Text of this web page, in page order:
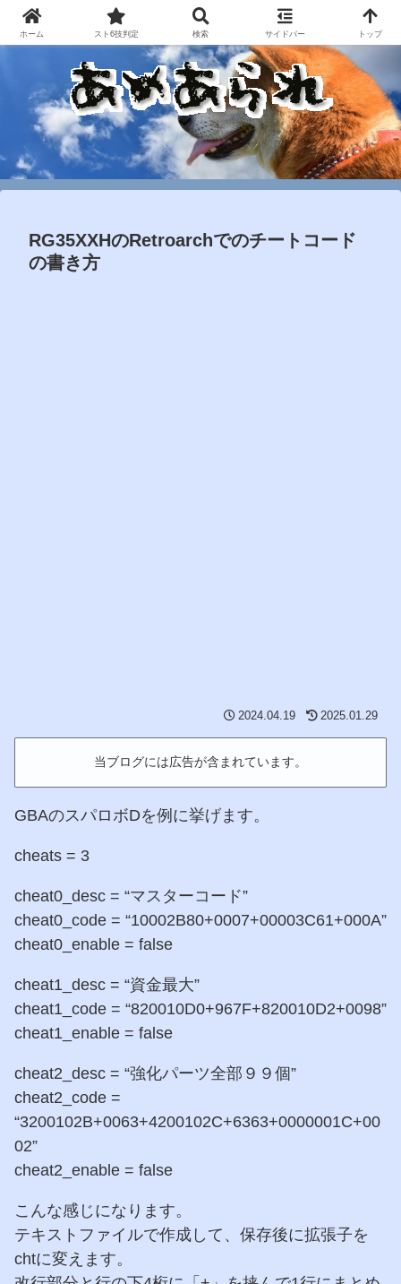
RG35XXHのRetroarchでのチートコード
の書き方
2024.04.19 2025.01.29
当ブログには広告が含まれています。
GBAのスパロボDを例に挙げます。
cheats = 3
cheat0_desc = “マスターコード”
cheat0_code = “10002B80+0007+00003C61+000A”
cheat0_enable = false
cheat1_desc = “資金最大”
cheat1_code = “820010D0+967F+820010D2+0098”
cheat1_enable = false
cheat2_desc = “強化パーツ全部９９個”
cheat2_code =
“3200102B+0063+4200102C+6363+0000001C+00
02”
cheat2_enable = false
こんな感じになります。
テキストファイルで作成して、保存後に拡張子を
chtに変えます。
ホーム スト6技判定 検索 サイドバー トップ